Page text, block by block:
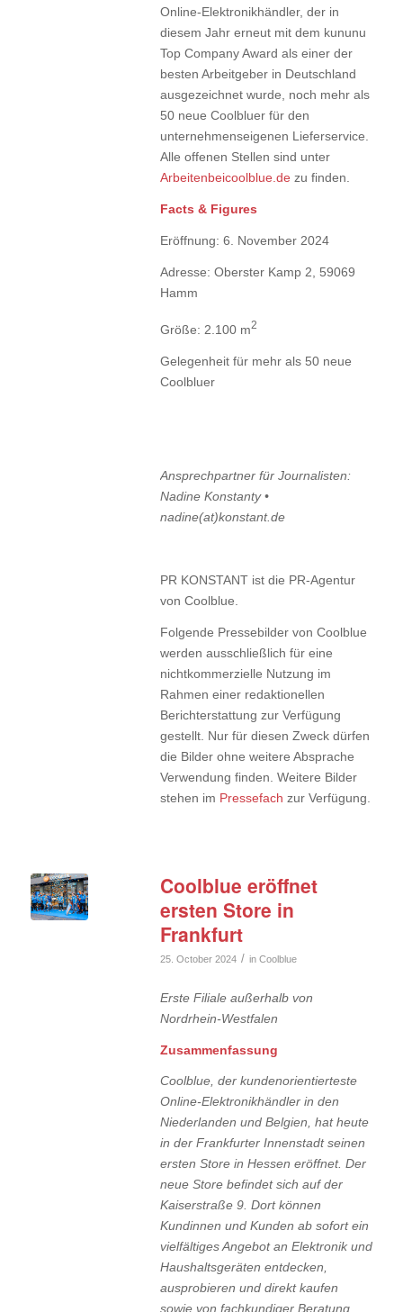
Online-Elektronikhändler, der in
diesem Jahr erneut mit dem kununu
Top Company Award als einer der
besten Arbeitgeber in Deutschland
ausgezeichnet wurde, noch mehr als
50 neue Coolbluer für den
unternehmenseigenen Lieferservice.
Alle offenen Stellen sind unter
Arbeitenbeicoolblue.dezu finden.
Facts & Figures
Eröffnung: 6. November 2024
Adresse: Oberster Kamp 2, 59069
Hamm
Größe: 2.100 m2
Gelegenheit für mehr als 50 neue
Coolbluer
Ansprechpartner für Journalisten:
Nadine Konstanty •
nadine(at)konstant.de
PR KONSTANT ist die PR-Agentur
von Coolblue.
Folgende Pressebilder von Coolblue
werden ausschließlich für eine
nichtkommerzielle Nutzung im
Rahmen einer redaktionellen
Berichterstattung zur Verfügung
gestellt. Nur für diesen Zweck dürfen
die Bilder ohne weitere Absprache
Verwendung finden. Weitere Bilder
stehen im Pressefach zur Verfügung.
Coolblue eröffnet
ersten Store in
Frankfurt
25. October 2024 / in Coolblue
Erste Filiale außerhalb von
Nordrhein-Westfalen
Zusammenfassung
Coolblue, der kundenorientierteste
Online-Elektronikhändler in den
Niederlanden und Belgien, hat heute
in der Frankfurter Innenstadt seinen
ersten Store in Hessen eröffnet. Der
neue Store befindet sich auf der
Kaiserstraße 9. Dort können
Kundinnen und Kunden ab sofort ein
vielfältiges Angebot an Elektronik und
Haushaltsgeräten entdecken,
ausprobieren und direkt kaufen
sowie von fachkundiger Beratung